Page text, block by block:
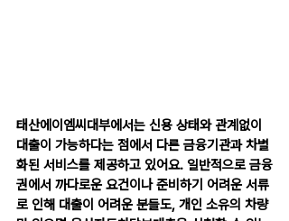
태산에이엠씨대부에서는 신용 상태와 관계없이
대출이 가능하다는 점에서 다른 금융기관과 차별
화된 서비스를 제공하고 있어요. 일반적으로 금융
권에서 까다로운 요건이나 준비하기 어려운 서류
로 인해 대출이 어려운 분들도, 개인 소유의 차량